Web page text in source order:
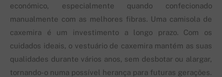
económico, especialmente quando confecionado
manualmente com as melhores fibras. Uma camisola de
caxemira é um investimento a longo prazo. Com os
cuidados ideais, o vestuário de caxemira mantém as suas
qualidades durante vários anos, sem desbotar ou alargar,
tornando-o numa possível herança para futuras gerações.